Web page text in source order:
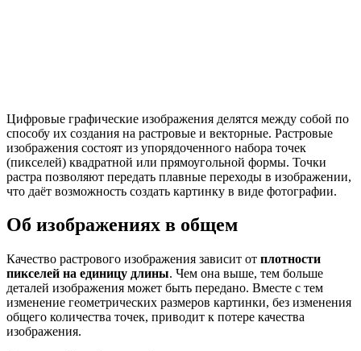
Цифровые графические изображения делятся между собой по
способу их создания на растровые и векторные. Растровые
изображения состоят из упорядоченного набора точек
(пикселей) квадратной или прямоугольной формы. Точки
растра позволяют передать плавные переходы в изображении,
что даёт возможность создать картинку в виде фотографии.
Об изображениях в общем
Качество растрового изображения зависит от плотности
пикселей на единицу длины. Чем она выше, тем больше
деталей изображения может быть передано. Вместе с тем
изменение геометрических размеров картинки, без изменения
общего количества точек, приводит к потере качества
изображения.